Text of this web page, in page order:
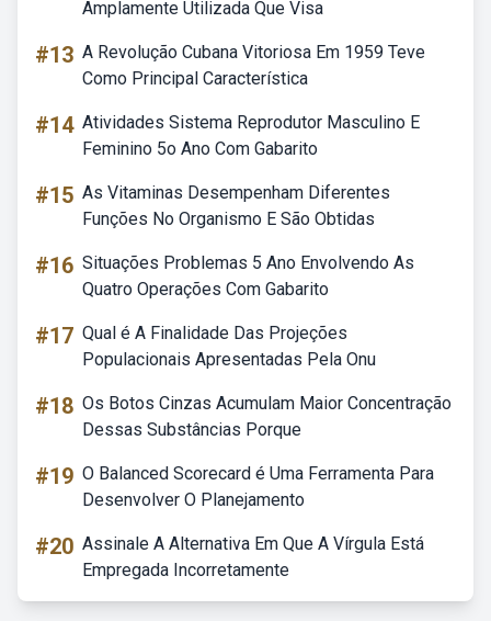
Amplamente Utilizada Que Visa
#13 A Revolução Cubana Vitoriosa Em 1959 Teve
Como Principal Característica
#14 Atividades Sistema Reprodutor Masculino E
Feminino 5o Ano Com Gabarito
#15 As Vitaminas Desempenham Diferentes
Funções No Organismo E São Obtidas
#16 Situações Problemas 5 Ano Envolvendo As
Quatro Operações Com Gabarito
#17 Qual é A Finalidade Das Projeções
Populacionais Apresentadas Pela Onu
#18 Os Botos Cinzas Acumulam Maior Concentração
Dessas Substâncias Porque
#19 O Balanced Scorecard é Uma Ferramenta Para
Desenvolver O Planejamento
#20 Assinale A Alternativa Em Que A Vírgula Está
Empregada Incorretamente